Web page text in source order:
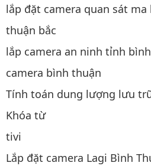
lắp đặt camera quan sát
thuận bắc
lắp camera an ninh tỉnh
camera bình thuận
Tính toán dung lượng lưu
Khóa từ
tivi
Lắp đặt camera Lagi Bình